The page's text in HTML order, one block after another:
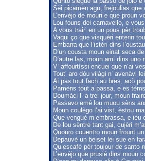
Sèi picamen agu, frejoulias que
L’envèjo de mouri e que proun
Lou founs dei carnavello, e
A vous trair’ en un pous pèr
Vaqui ço que visquèri enterin
Embarra que l’istèri dins
D’un cousta moun einat seca
D’autre las, moun ami dins uno
V’ affourtìssi encuei que n’ai
Tout’ aro dóu vilàgi n’ avenàvi
Ai pas tout fach au bres, acò
Pamèns tout a passa, e es
Doumàci l’ a trei jour, moun
Passavo emé lou muou sèns
Moun coulègo l’ai vist, èstou
Que venguè m’embrassa, e iéu
De lou sèntre tant gai, cujèri
Quouro couentro moun frount
Depauvè un beiset lei sue en
Qu’escafè pèr toujour de santo
L’envèjo que prusié dins moun